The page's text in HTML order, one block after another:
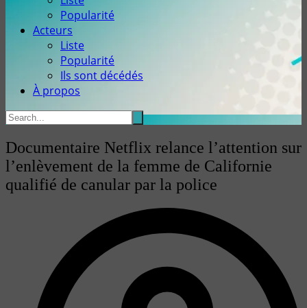
Popularité
Acteurs
Liste
Popularité
Ils sont décédés
À propos
Documentaire Netflix relance l’attention sur
l’enlèvement de la femme de Californie
qualifié de canular par la police